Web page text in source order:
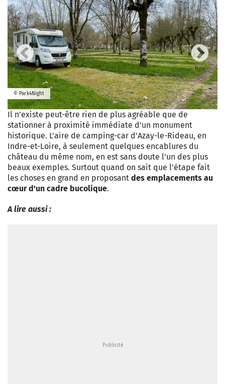
Previous
© Park4Night
Next
Il n'existe peut-être rien de plus agréable que de
stationner à proximité immédiate d'un monument
historique. L'aire de camping-car d'Azay-le-Rideau, en
Indre-et-Loire, à seulement quelques encablures du
château du même nom, en est sans doute l'un des plus
beaux exemples. Surtout quand on sait que l'étape fait
les choses en grand en proposant des emplacements au
cœur d'un cadre bucolique.
A lire aussi :